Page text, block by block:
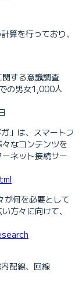
算を行っており、
する意識調査
の男女1,000人
」は、スマートフ
なコンテンツを
ネット接続サー
が何を必要として
方々に向けて、
配線、回線